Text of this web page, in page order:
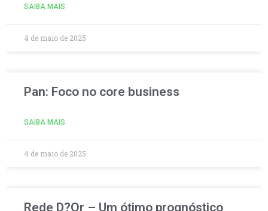
SAIBA MAIS
4 de maio de 2025
Pan: Foco no core business
SAIBA MAIS
4 de maio de 2025
Rede D?Or – Um ótimo prognóstico